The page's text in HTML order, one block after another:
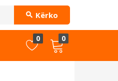
Kërko
0 0